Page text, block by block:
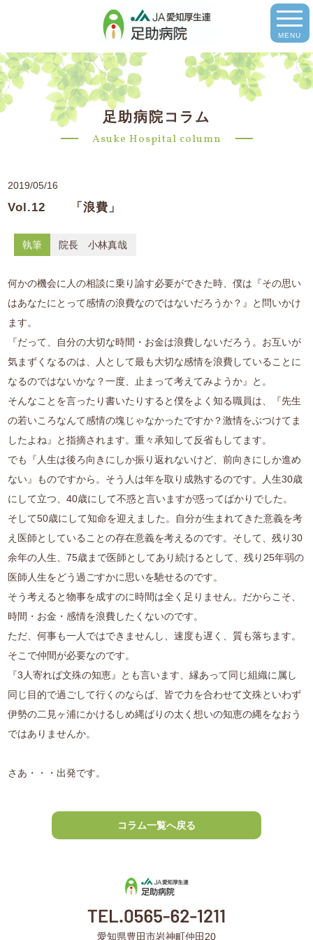
MENU
足助病院コラム
Asuke Hospital column
2019/05/16
Vol.12 「浪費」
執筆 院長 小林真哉
何かの機会に人の相談に乗り諭す必要ができた時、僕は『その思い
はあなたにとって感情の浪費なのではないだろうか？』と問いかけ
ます。
『だって、自分の大切な時間・お金は浪費しないだろう。お互いが
気まずくなるのは、人として最も大切な感情を浪費していることに
なるのではないかな？一度、止まって考えてみようか』と。
そんなことを言ったり書いたりすると僕をよく知る職員は、『先生
の若いころなんて感情の塊じゃなかったですか？激情をぶつけてま
したよね』と指摘されます。重々承知して反省もしてます。
でも『人生は後ろ向きにしか振り返れないけど、前向きにしか進め
ない』ものですから。そう人は年を取り成熟するのです。人生30歳
にして立つ、40歳にして不惑と言いますが惑ってばかりでした。
そして50歳にして知命を迎えました。自分が生まれてきた意義を考
え医師としていることの存在意義を考えるのです。そして、残り30
余年の人生、75歳まで医師としてあり続けるとして、残り25年弱の
医師人生をどう過ごすかに思いを馳せるのです。
そう考えると物事を成すのに時間は全く足りません。だからこそ、
時間・お金・感情を浪費したくないのです。
ただ、何事も一人ではできませんし、速度も遅く、質も落ちます。
そこで仲間が必要なのです。
『3人寄れば文殊の知恵』とも言います、縁あって同じ組織に属し
同じ目的で過ごして行くのならば、皆で力を合わせて文殊といわず
伊勢の二見ヶ浦にかけるしめ縄ばりの太く想いの知恵の縄をなおう
ではありませんか。
さあ・・・出発です。
コラム一覧へ戻る
愛知県豊田市岩神町仲田20